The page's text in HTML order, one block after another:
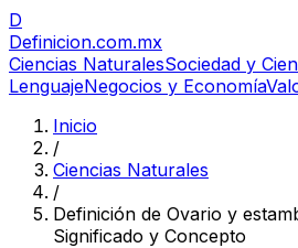
D
Definicion.com.mx
Ciencias NaturalesSociedad y
LenguajeNegocios y Economía
Inicio
/
Ciencias Naturales
/
Definición de Ovario y
Significado y Concepto